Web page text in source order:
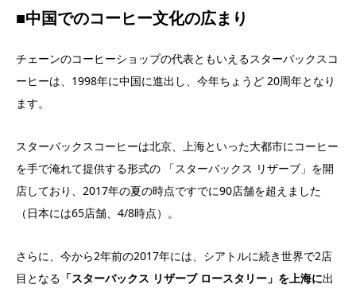
■中国でのコーヒー文化の広まり
チェーンのコーヒーショップの代表ともいえるスターバックスコ
ーヒーは、1998年に中国に進出し、今年ちょうど 20周年となり
ます。
スターバックスコーヒーは北京、上海といった大都市にコーヒー
を手で淹れて提供する形式の 「スターバックス リザーブ」を開
店しており、2017年の夏の時点ですでに90店舗を超えました
（日本には65店舗、4/8時点）。
さらに、今から2年前の2017年には、シアトルに続き世界で2店
目となる 「スターバックス リザーブ ロースタリー」を上海に出